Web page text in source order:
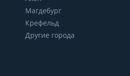
Магдебург
Крефельд
Другие города